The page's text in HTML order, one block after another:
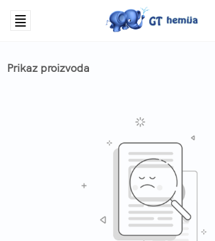
Prikaz proizvoda